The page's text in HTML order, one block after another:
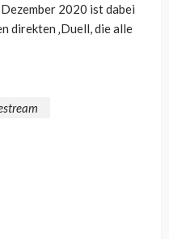
2020 ist dabei
direkten ‚Duell, die alle